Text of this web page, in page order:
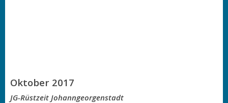
Oktober 2017
JG-Rüstzeit Johanngeorgenstadt